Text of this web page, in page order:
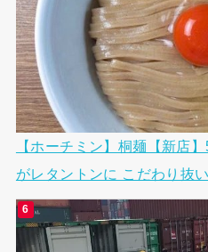
【ホーチミン】桐麺【新店
がレタントンに こだわり抜